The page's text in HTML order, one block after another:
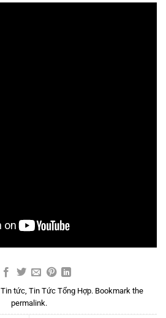
Tin tức Tin Tức Tổng Hợp. Bookmark the
permalink.